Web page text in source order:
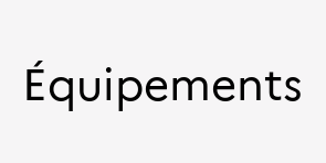
Équipements